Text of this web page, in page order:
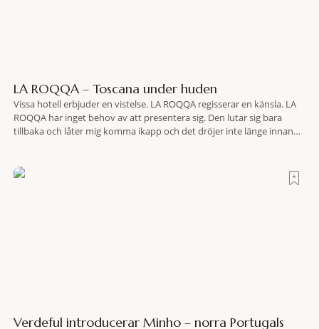
LA ROQQA – Toscana under huden
Vissa hotell erbjuder en vistelse. LA ROQQA regisserar en känsla. LA
ROQQA har inget behov av att presentera sig. Den lutar sig bara
tillbaka och låter mig komma ikapp och det dröjer inte länge innan
Verdeful introducerar Minho – norra Portugals